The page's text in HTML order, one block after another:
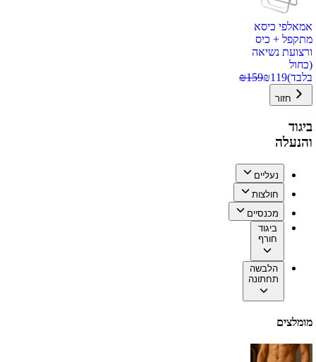
אמאלפי כיסא
מתקפל + כיס
ורצועת נשיאה
(כחול
בלבד)
₪119
₪159
חזור
ביגוד
והנעלה
נעליים
חולצות
מכנסיים
ביגוד
חורף
הלבשה
תחתונה
מומלצים